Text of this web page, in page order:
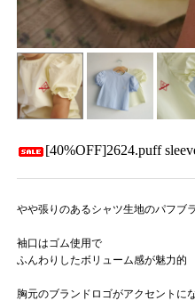
[40%OFF]2624.puff
やや張りのあるシャツ生地のパフブ
袖口はゴム使用で
ふんわりしたボリューム感が魅力的
胸元のブランドロゴがアクセントに